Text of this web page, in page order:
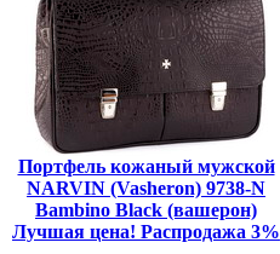
Портфель кожаный мужской
NARVIN (Vasheron) 9738-N
Bambino Black (вашерон)
Лучшая цена! Распродажа 3%